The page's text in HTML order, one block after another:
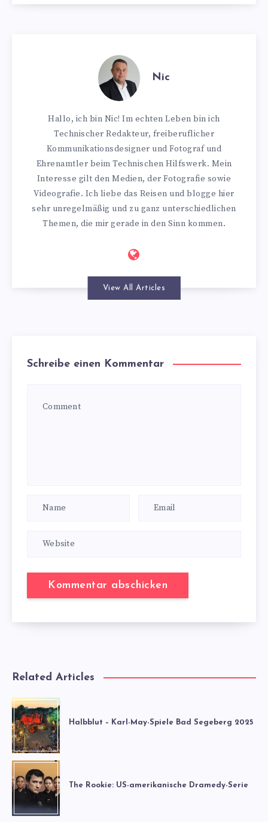
Nic
Hallo, ich bin Nic! Im echten Leben bin ich
Technischer Redakteur, freiberuflicher
Kommunikationsdesigner und Fotograf und
Ehrenamtler beim Technischen Hilfswerk. Mein
Interesse gilt den Medien, der Fotografie sowie
Videografie. Ich liebe das Reisen und blogge hier
sehr unregelmäßig und zu ganz unterschiedlichen
Themen, die mir gerade in den Sinn kommen.
View All Articles
Schreibe einen Kommentar
Related Articles
Halbblut – Karl-May-Spiele Bad Segeberg 2025
The Rookie: US-amerikanische Dramedy-Serie